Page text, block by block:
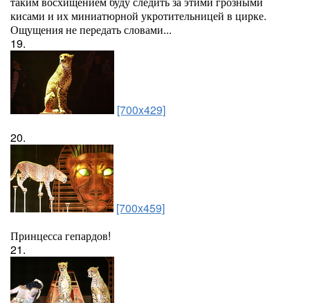
кисами и их миниатюрной укротительницей в цирке.
Ощущения не передать словами...
19.
[700x429]
20.
[700x459]
Принцесса гепардов!
21.